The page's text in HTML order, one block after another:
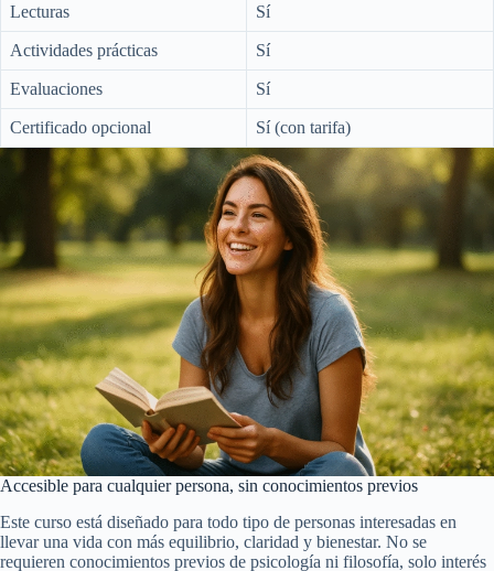
Lecturas Sí
Actividades prácticas Sí
Evaluaciones Sí
Certificado opcional Sí (con tarifa)
Accesible para cualquier persona, sin conocimientos previos
Este curso está diseñado para todo tipo de personas interesadas en
llevar una vida con más equilibrio, claridad y bienestar. No se
requieren conocimientos previos de psicología ni filosofía, solo interés